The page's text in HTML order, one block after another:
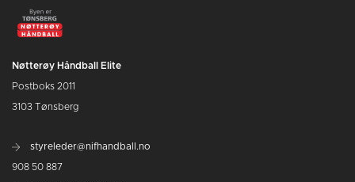
Nøtterøy Håndball Elite
Postboks 2011
3103 Tønsberg
styreleder@nifhandball.no
908 50 887